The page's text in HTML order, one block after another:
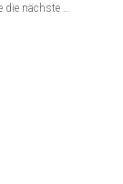
nächste …